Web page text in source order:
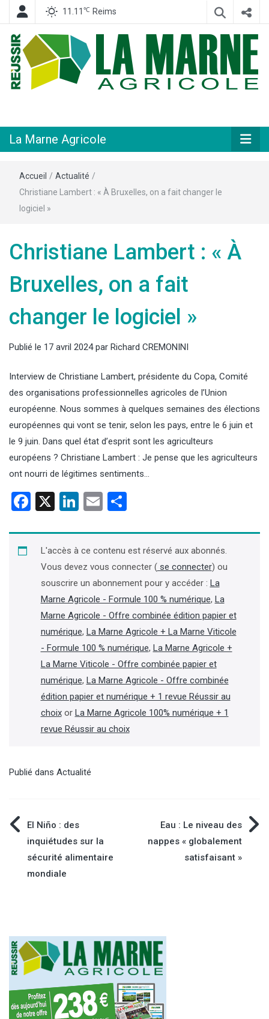
11.11 ℃ Reims
Agricole
La Marne Agricole
Accueil / Actualité /
Christiane Lambert : « À Bruxelles, on a fait changer le
logiciel »
Christiane Lambert : « À
Bruxelles, on a fait
changer le logiciel »
Publié le 17 avril 2024par Richard CREMONINI
Interview de Christiane Lambert, présidente du Copa, Comité
des organisations professionnelles agricoles de l’Union
européenne. Nous sommes à quelques semaines des élections
européennes qui vont se tenir, selon les pays, entre le 6 juin et
le 9 juin. Dans quel état d’esprit sont les agriculteurs
européens ? Christiane Lambert : Je pense que les agriculteurs
ont nourri de légitimes sentiments…
Facebook
X LinkedIn
Email
L'accès à ce contenu est réservé aux abonnés.
Vous devez vous connecter (se connecter) ou
souscrire un abonnement pour y accéder : La
Marne Agricole - Formule 100 % numérique, La
Marne Agricole - Offre combinée édition papier et
numérique, La Marne Agricole + La Marne Viticole
- Formule 100 % numérique, La Marne Agricole +
La Marne Viticole - Offre combinée papier et
numérique, La Marne Agricole - Offre combinée
édition papier et numérique + 1 revue Réussir au
choixor La Marne Agricole 100% numérique + 1
revue Réussir au choix
Publié dans Actualité
Navigation
de
El Niño : des
inquiétudes sur la
sécurité alimentaire
mondiale
Eau : Le niveau des
nappes « globalement
satisfaisant »